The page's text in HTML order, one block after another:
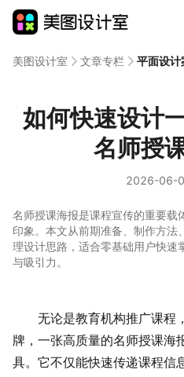
美图设计室 文章专栏 平面设计
如何快速设计
名师授
2026-06-
名师授课海报是课程宣传的重要载
印象。本文从前期准备、制作方法
理设计思路，适合零基础用户快速
与吸引力。
无论是教育机构推广课程
牌，一张高质量的名师授课海
具。它不仅能快速传递课程信